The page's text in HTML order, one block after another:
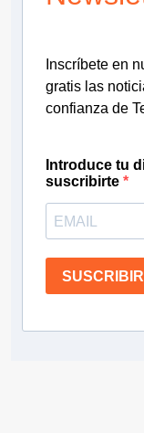
Inscríbete en
gratis las
confianza de
Introduce tu
suscribirte